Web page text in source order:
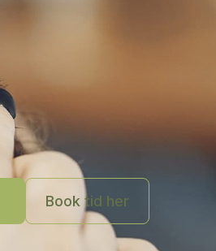
Book tid her